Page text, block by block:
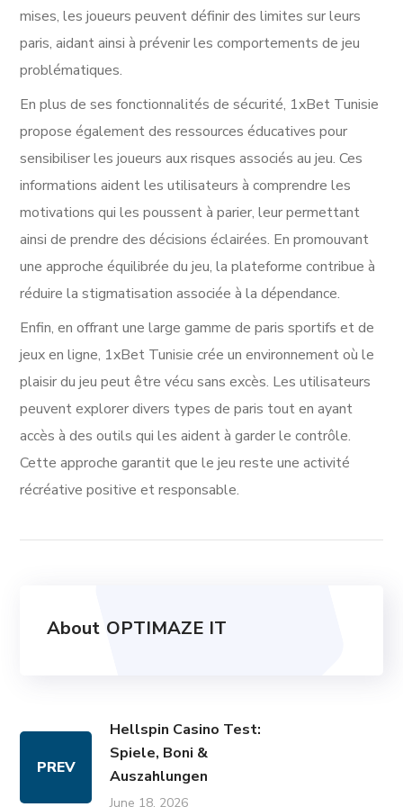
mises, les joueurs peuvent définir des limites sur leurs
paris, aidant ainsi à prévenir les comportements de jeu
problématiques.
En plus de ses fonctionnalités de sécurité, 1xBet Tunisie
propose également des ressources éducatives pour
sensibiliser les joueurs aux risques associés au jeu. Ces
informations aident les utilisateurs à comprendre les
motivations qui les poussent à parier, leur permettant
ainsi de prendre des décisions éclairées. En promouvant
une approche équilibrée du jeu, la plateforme contribue à
réduire la stigmatisation associée à la dépendance.
Enfin, en offrant une large gamme de paris sportifs et de
jeux en ligne, 1xBet Tunisie crée un environnement où le
plaisir du jeu peut être vécu sans excès. Les utilisateurs
peuvent explorer divers types de paris tout en ayant
accès à des outils qui les aident à garder le contrôle.
Cette approche garantit que le jeu reste une activité
récréative positive et responsable.
About OPTIMAZE IT
PREV
Hellspin Casino Test:
Spiele, Boni &
Auszahlungen
June 18, 2026